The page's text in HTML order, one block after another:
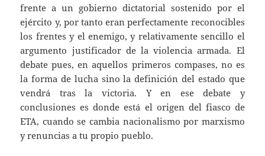
frente a un gobierno dictatorial sostenido por el
ejército y, por tanto eran perfectamente reconocibles
los frentes y el enemigo, y relativamente sencillo el
argumento justificador de la violencia armada. El
debate pues, en aquellos primeros compases, no es
la forma de lucha sino la definición del estado que
vendrá tras la victoria. Y en ese debate y
conclusiones es donde está el origen del fiasco de
ETA, cuando se cambia nacionalismo por marxismo
y renuncias a tu propio pueblo.